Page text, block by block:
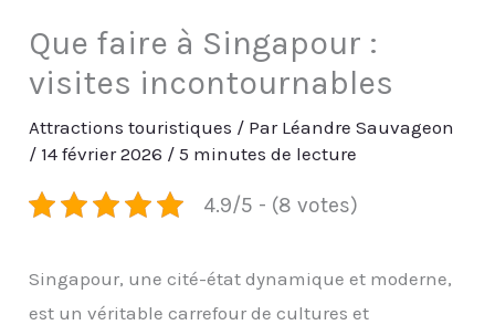
Que faire à Singapour :
visites incontournables
Attractions touristiques / Par Léandre Sauvageon
/ 14 février 2026 /5 minutes de lecture
4.9/5 - (8 votes)
Singapour, une cité-état dynamique et moderne,
est un véritable carrefour de cultures et